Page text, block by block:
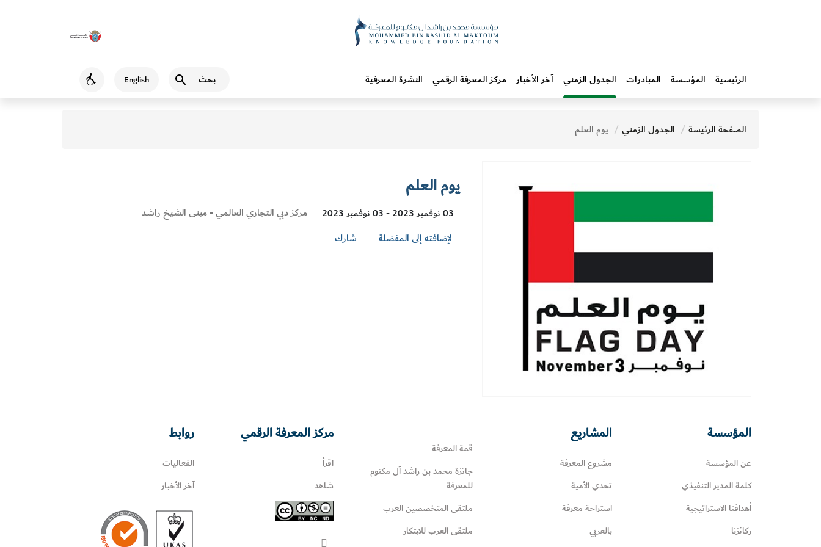
English
Accessibility الرئيسية المؤسسة المبادرات‎ الجدول الزمني آخر الأخبار مركز المعرفة الرقمي النشرة المعرفية
الصفحة الرئيسة الجدول الزمني يوم العلم
يوم العلم
03 نوفمبر 2023 - 03 نوفمبر 2023
Visit
مركز دبي التجاري العالمي - مبنى الشيخ راشد
لإضافته إلى المفضلة
شارك
المؤسسة
عن المؤسسة
كلمة المدير التنفيذي
أهدافنا الاستراتيجية
ركائزنا
المشاريع
مشروع المعرفة
تحدي الأمية
استراحة معرفة
بالعربي
قمة المعرفة
جائزة محمد بن راشد آل مكتوم
للمعرفة
ملتقى المتخصصين العرب
ملتقى العرب للابتكار
مركز المعرفة الرقمي
اقرأ
شاهد
روابط
الفعاليات
آخر الأخبار